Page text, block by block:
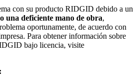
con su producto RIDGID debido a un
una deficiente mano de obra,
oportunamente, de acuerdo con
Para obtener información sobre
bajo licencia, visite